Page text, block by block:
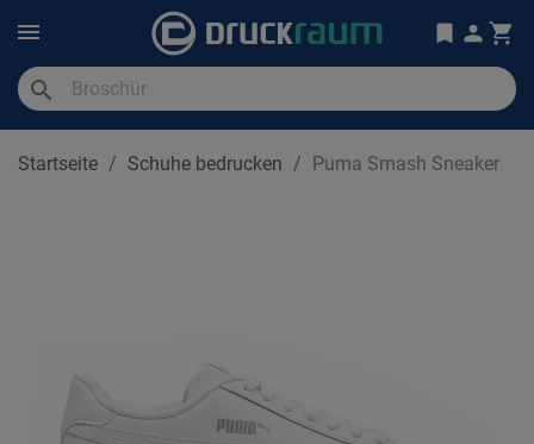
search
Startseite Schuhe bedrucken Puma Smash Sneaker